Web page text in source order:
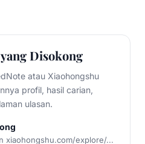
Disokong
atau Xiaohongshu
profil, hasil carian,
ulasan.
xiaohongshu.com/explore/...